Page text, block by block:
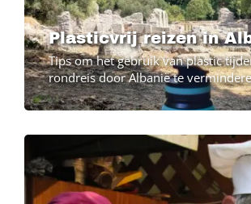
Plasticvrij reizen in
Tips om het gebruik van plastic
rondreis door Albanië te
Image